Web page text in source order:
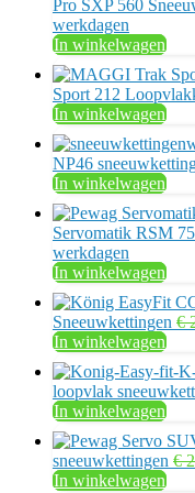
Pro SXP 560
werkdagen
In winkelwagen
Sport 212
In winkelwagen
NP46
In winkelwagen
Servomatik RSM
werkdagen
In winkelwagen
Sneeuwkettingen €
In winkelwagen
loopvlak
In winkelwagen
sneeuwkettingen €
In winkelwagen